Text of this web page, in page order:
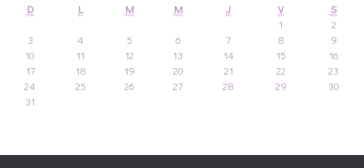
D L M M J V
S
1
2
3
4 5 6 7 8
9
10
11 12 13 14 15
16
17
18 19 20 21 22
23
24
25 26 27 28 29
30
31